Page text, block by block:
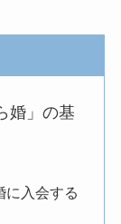
婚」の基
に入会する